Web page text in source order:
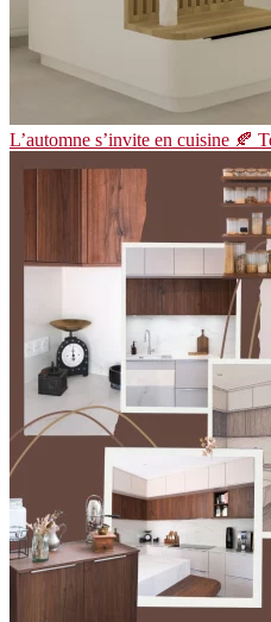
L’automne s’invite en cuisine 🍂